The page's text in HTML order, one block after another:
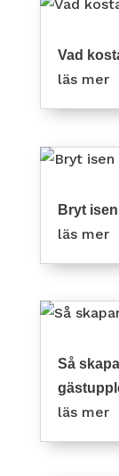
Vad
läs mer
Bryt
läs mer
Så
läs mer